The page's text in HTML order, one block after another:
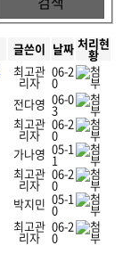
글쓴이 날짜 처리현
황
최고관
리자
06-2
0
전다영 06-0
3
최고관
리자
06-2
0
가나영 05-1
1
최고관
리자
06-2
0
박지민 05-1
0
최고관
리자
06-2
0